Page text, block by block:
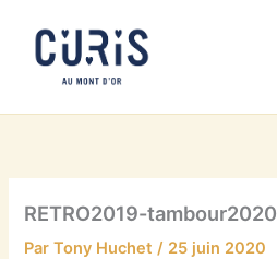
contenu
RETRO2019-tambour2020
ParTony Huchet/ 25 juin 2020